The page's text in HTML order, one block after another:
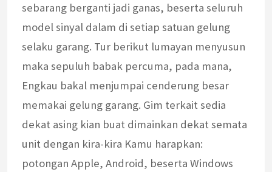
sebarang berganti jadi ganas, beserta seluruh
model sinyal dalam di setiap satuan gelung
selaku garang. Tur berikut lumayan menyusun
maka sepuluh babak percuma, pada mana,
Engkau bakal menjumpai cenderung besar
memakai gelung garang. Gim terkait sedia
dekat asing kian buat dimainkan dekat semata
unit dengan kira-kira Kamu harapkan:
potongan Apple, Android, beserta Windows